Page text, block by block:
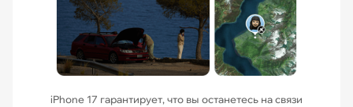
iPhone 17 гарантирует, что вы останетесь на связи